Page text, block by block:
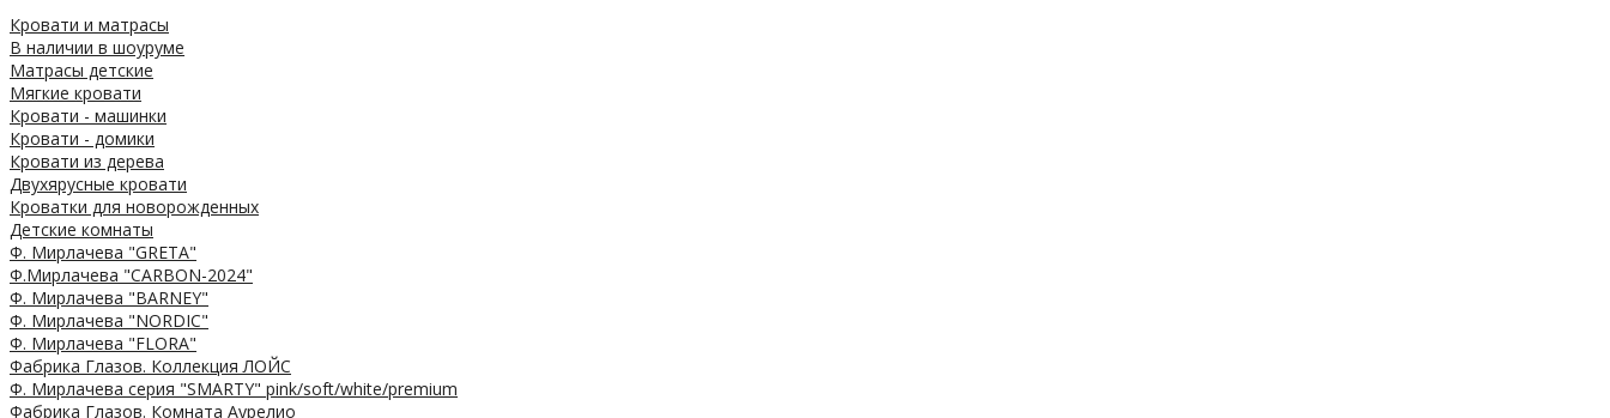
Кровати и матрасы
В наличии в шоуруме
Матрасы детские
Мягкие кровати
Кровати - машинки
Кровати - домики
Кровати из дерева
Двухярусные кровати
Кроватки для новорожденных
Детские комнаты
Ф. Мирлачева "GRETA"
Ф.Мирлачева "CARBON-2024"
Ф. Мирлачева "BARNEY"
Ф. Мирлачева "NORDIC"
Ф. Мирлачева "FLORA"
Фабрика Глазов. Коллекция ЛОЙС
Ф. Мирлачева серия "SMARTY" pink/soft/white/premium
Фабрика Глазов. Комната Аурелио